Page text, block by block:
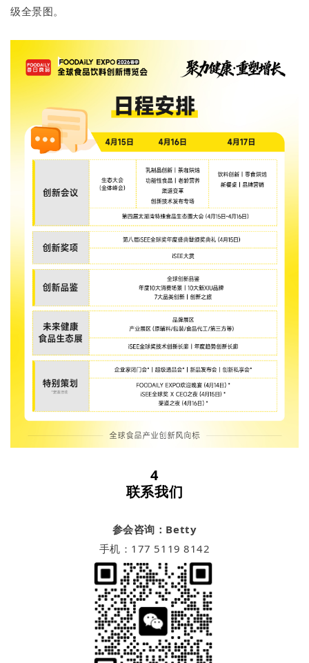
级全景图。
4
联系我们
参会咨询：Betty
手机：177 5119 8142